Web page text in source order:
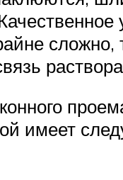
сложно,
имеет